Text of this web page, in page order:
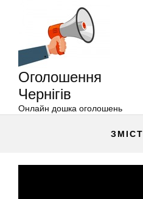
Оголошення
Чернігів
Онлайн дошка оголошень
ЗМІСТ